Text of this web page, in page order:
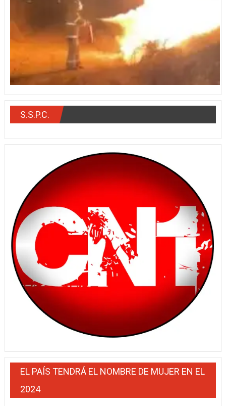
S.S.P.C.
EL PAÍS TENDRÁ EL NOMBRE DE MUJER EN EL
2024